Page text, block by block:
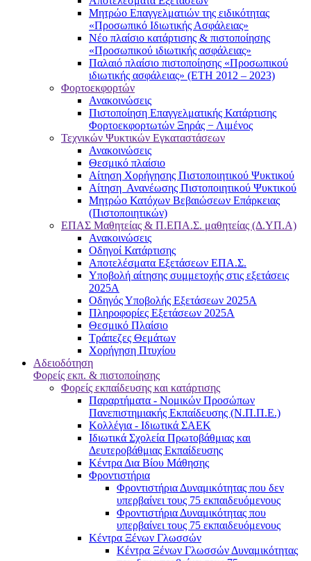
Μητρώο Επαγγελματιών της ειδικότητας
«Προσωπικό Ιδιωτικής Ασφάλειας»
Νέο πλαίσιο κατάρτισης & πιστοποίησης
«Προσωπικού ιδιωτικής ασφάλειας»
Παλαιό πλαίσιο πιστοποίησης «Προσωπικού
ιδιωτικής ασφάλειας» (ΕΤΗ 2012 – 2023)
Φορτοεκφορτών
Ανακοινώσεις
Πιστοποίηση Επαγγελματικής Κατάρτισης
Φορτοεκφορτωτών Ξηράς − Λιμένος
Τεχνικών Ψυκτικών Εγκαταστάσεων
Ανακοινώσεις
Θεσμικό πλαίσιο
Αίτηση Χορήγησης Πιστοποιητικού Ψυκτικού
Αίτηση Ανανέωσης Πιστοποιητικού Ψυκτικού
Μητρώο Κατόχων Βεβαιώσεων Επάρκειας
(Πιστοποιητικών)
ΕΠΑΣ Μαθητείας & Π.ΕΠΑ.Σ. μαθητείας (Δ.ΥΠ.Α)
Ανακοινώσεις
Oδηγοί Κατάρτισης
Αποτελέσματα Εξετάσεων ΕΠΑ.Σ.
Υποβολή αίτησης συμμετοχής στις εξετάσεις
2025Α
Οδηγός Υποβολής Εξετάσεων 2025A
Πληροφορίες Εξετάσεων 2025Α
Θεσμικό Πλαίσιο
Τράπεζες Θεμάτων
Χορήγηση Πτυχίου
Αδειοδότηση
Φορείς εκπ. & πιστοποίησης
Φορείς εκπαίδευσης και κατάρτισης
Παραρτήματα - Νομικών Προσώπων
Πανεπιστημιακής Εκπαίδευσης (Ν.Π.Π.Ε.)
Κολλέγια - Ιδιωτικά ΣΑΕΚ
Ιδιωτικά Σχολεία Πρωτοβάθμιας και
Δευτεροβάθμιας Εκπαίδευσης
Κέντρα Δια Βίου Μάθησης
Φροντιστήρια
Φροντιστήρια Δυναμικότητας που δεν
υπερβαίνει τους 75 εκπαιδευόμενους
Φροντιστήρια Δυναμικότητας που
υπερβαίνει τους 75 εκπαιδευόμενους
Κέντρα Ξένων Γλωσσών
Kέντρα Ξένων Γλωσσών Δυναμικότητας